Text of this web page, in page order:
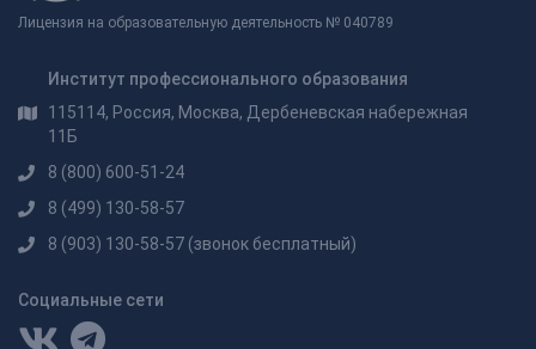
Лицензия на образовательную деятельность № 040789
Институт профессионального образования
115114, Россия, Москва, Дербеневская набережная
11Б
8 (800) 600-51-24
8 (499) 130-58-57
8 (903) 130-58-57 (звонок бесплатный)
Социальные сети